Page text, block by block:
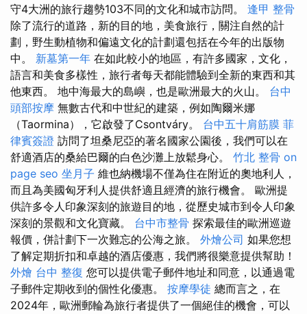
守4大洲的旅行趨勢103不同的文化和城市訪問。 逢甲 整骨
除了流行的道路，新的目的地，美食旅行，關注自然的計
劃，野生動植物和偏遠文化的計劃還包括在今年的出版物
中。 新墓第一年 在如此較小的地區，有許多國家，文化，
語言和美食多樣性，旅行者每天都能體驗到全新的東西和其
他東西。 地中海最大的島嶼，也是歐洲最大的火山。 台中
頭部按摩 無數古代和中世紀的建築，例如陶爾米娜
（Taormina），它啟發了Csontváry。 台中五十肩筋膜 菲
律賓簽證 訪問了坦桑尼亞的著名國家公園後，我們可以在
舒適酒店的桑給巴爾的白色沙灘上放鬆身心。 竹北 整骨 on
page seo 坐月子 維也納機場不僅為住在附近的奧地利人，
而且為美國匈牙利人提供舒適且經濟的旅行機會。 歐洲提
供許多令人印象深刻的旅遊目的地，從歷史城市到令人印象
深刻的景觀和文化寶藏。 台中市整骨 探索最佳的歐洲巡遊
報價，併計劃下一次難忘的公海之旅。 外燴公司 如果您想
了解定期折扣和卓越的酒店優惠，我們將很樂意提供幫助！
外燴 台中 整復 您可以提供電子郵件地址和同意，以通過電
子郵件定期收到的個性化優惠。 按摩學徒 總而言之，在
2024年，歐洲郵輪為旅行者提供了一個絕佳的機會，可以